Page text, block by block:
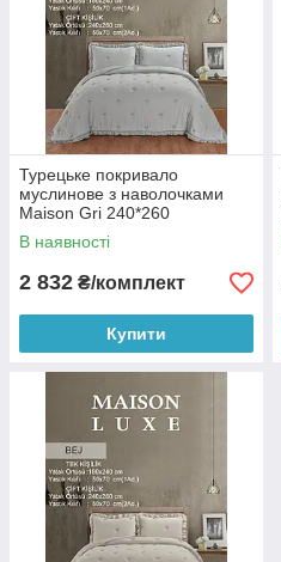
Турецьке покривало
муслинове з наволочками
Maison Gri 240*260
В наявності
2 832 ₴/комплект
Купити